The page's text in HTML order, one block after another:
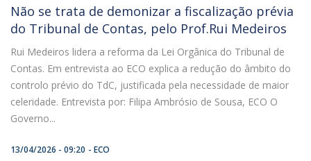
Não se trata de demonizar a fiscalização prévia
do Tribunal de Contas, pelo Prof.Rui Medeiros
Rui Medeiros lidera a reforma da Lei Orgânica do Tribunal de
Contas. Em entrevista ao ECO explica a redução do âmbito do
controlo prévio do TdC, justificada pela necessidade de maior
celeridade. Entrevista por: Filipa Ambrósio de Sousa, ECO O
Governo...
13/04/2026 - 09:20 ECO